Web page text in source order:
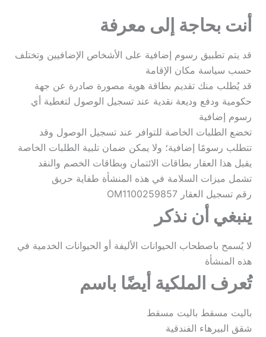
أنت بحاجة إلى معرفة
قد يتم تطبيق رسوم إضافية على الأشخاص الإضافيين وتختلف
حسب سياسة مكان الإقامة
قد يُطلب منك تقديم بطاقة هوية مصورة صادرة عن جهة
حكومية ودفع وديعة نقدية عند تسجيل الوصول لتغطية أي
رسوم إضافية
تخضع الطلبات الخاصة للتوافر عند تسجيل الوصول وقد
تتطلب رسومًا إضافية؛ ولا يمكن ضمان تلبية الطلبات الخاصة
يقبل هذا العقار بطاقات الائتمان وبطاقات الخصم والنقد
تشمل ميزات السلامة في هذه المنشأة طفاية حريق
رقم تسجيل العقار OM1100259857
ينبغي أن نذكر
لا يُسمح باصطحاب الحيوانات الأليفة أو الحيوانات الخدمية في
هذه المنشأة
تُعرف الملكية أيضًا باسم
باليت مسقط باليت مسقط
شقق البيرهاء الفندقية